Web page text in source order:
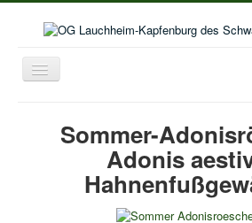
Toggle
Navigation
Aktuelles
Aktivitäten im Wanderjahr
Sommer-
Adonis